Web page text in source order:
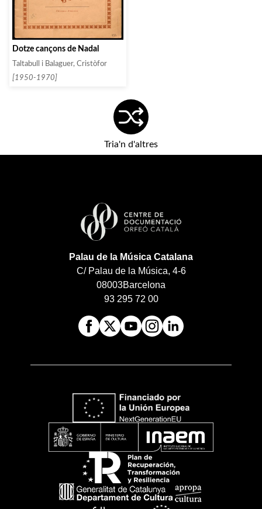
Dotze cançons de Nadal
Taltabull i Balaguer, Cristòfor
[1950-1970]
Tria'n d'altres
Palau de la Música Catalana
C/ Palau de la Música, 4-6
08003Barcelona
93 295 72 00